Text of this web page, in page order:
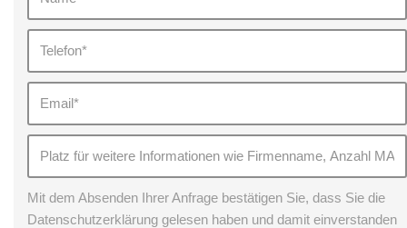
Mit dem Absenden Ihrer Anfrage bestätigen Sie, dass Sie die
Datenschutzerklärung gelesen haben und damit einverstanden